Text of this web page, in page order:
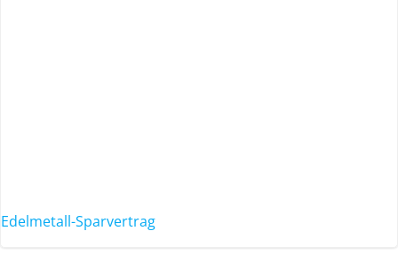
Edelmetall-Sparvertrag